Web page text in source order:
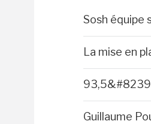
Sosh équipe
La mise en
Guillaume